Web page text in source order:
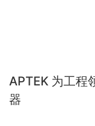
APTEK 为工程
器